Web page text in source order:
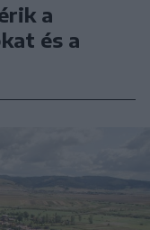
a
és a